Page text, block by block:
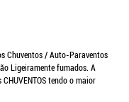
Chuventos / Auto-Paraventos
Ligeiramente fumados. A
CHUVENTOS tendo o maior